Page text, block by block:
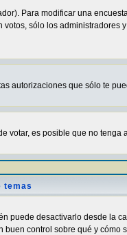
Para modificar una
sólo los
autorizaciones que sólo te
votar, es posible que no tenga
temas
puede desactivarlo desde la
control sobre qué y